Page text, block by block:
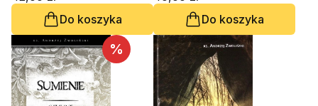
Do koszyka
Do koszyka
%